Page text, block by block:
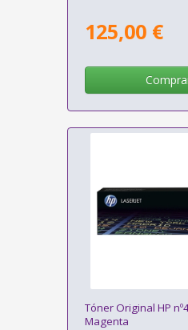
125,00 €
Tóner Original HP
Magenta